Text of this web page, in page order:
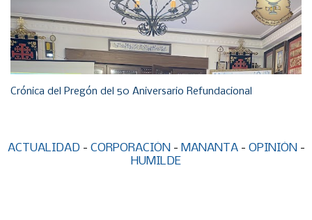
Crónica del Pregón del 50 Aniversario Refundacional
ACTUALIDAD - CORPORACIÓN- MANANTA- OPINIÓN-
HUMILDE